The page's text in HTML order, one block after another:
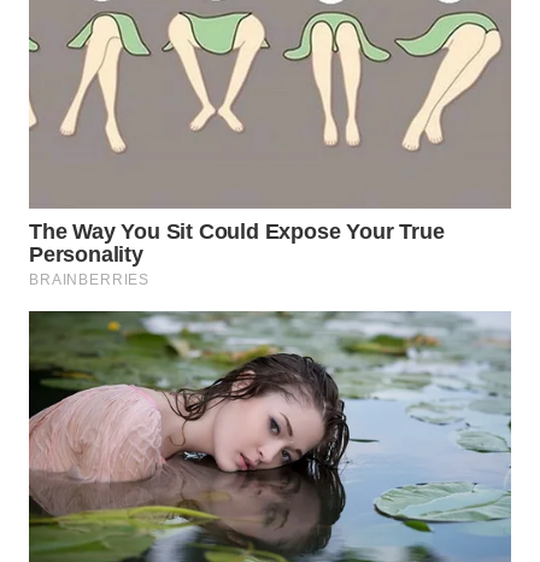
WN
INDRAMAYU
WN
WN
MAJALENGKA
WN
SUBANG
WN
SUKABUMI
PURWAKARTA